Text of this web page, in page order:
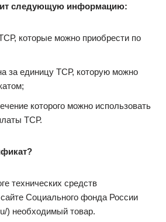
следующую информацию:
которые можно приобрести по
за единицу ТСР, которую можно
которого можно использовать
ТСР.
технических средств
Социального фонда России
) необходимый товар.